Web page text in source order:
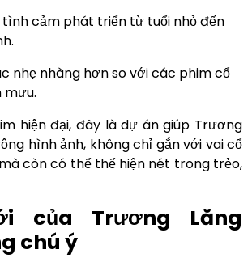
tình cảm phát triển từ tuổi nhỏ đến
nhẹ nhàng hơn so với các phim cổ
mưu.
hiện đại, đây là dự án giúp Trương
hình ảnh, không chỉ gắn với vai cổ
còn có thể thể hiện nét trong trẻo,
của Trương Lăng
chú ý